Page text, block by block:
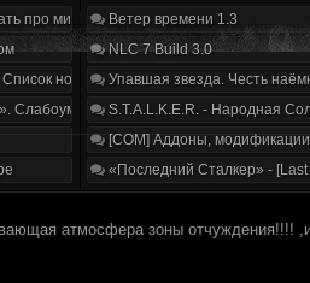
про мир, геймплей и сюжет | Разбор
нововведений
Слабоумие и отвага
Ветер времени 1.3
NLC 7 Build 3.0
Упавшая звезда. Честь
S.T.A.L.K.E.R. - Народная
[COM] Аддоны,
«Последний Сталкер» - [Last
атмосфера зоны отчуждения!!!!